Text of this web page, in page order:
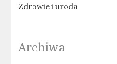
Zdrowie i uroda
Archiwa